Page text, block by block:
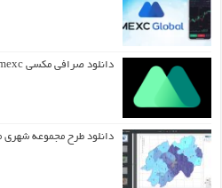
دانلود صرافی مکسی mexc برای آیفون و ios
دانلود طرح مجموعه شهری